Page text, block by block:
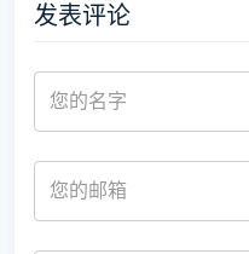
发表评论